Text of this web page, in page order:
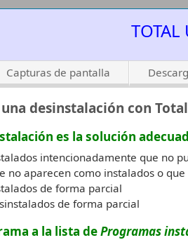
TOTAL
Capturas de pantalla
desinstalación con
es la solución
intencionadamente que no
no aparecen como instalados o
de forma parcial
de forma parcial
a la lista deProgramas